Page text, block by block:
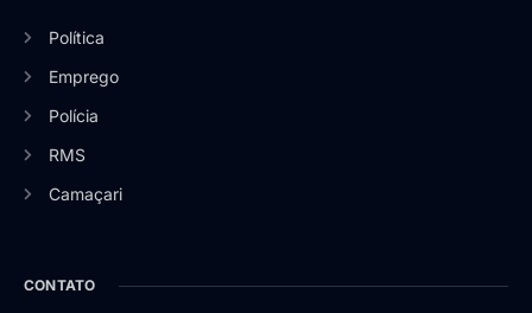
Política
Emprego
Polícia
RMS
Camaçari
CONTATO